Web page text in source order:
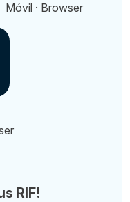
Móvil · Browser
RIF!